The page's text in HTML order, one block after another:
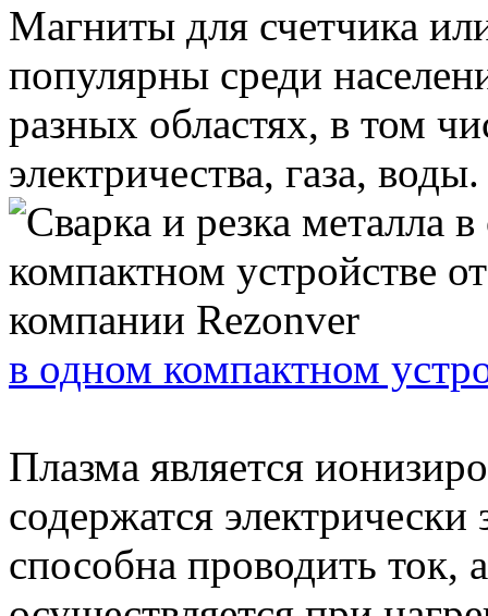
Магниты для счетчика
популярны среди
разных областях, в том
электричества, газа,
в одном компактном
Плазма является
содержатся
способна проводить ток,